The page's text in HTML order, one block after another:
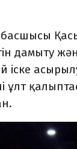
дамыту
іске
ұлт